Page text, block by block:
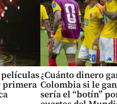
películas
primera
¿Cuánto dinero
Colombia si le
sería el “botín”